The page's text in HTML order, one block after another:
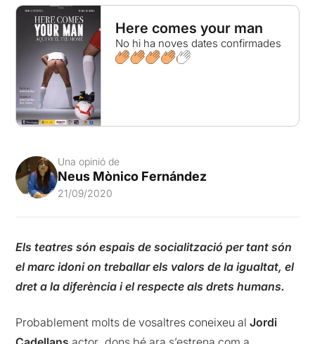
Here comes your man
No hi ha noves dates confirmades
Una opinió de
Neus Mònico Fernández
21/09/2020
Els teatres són espais de socialització per tant són
el marc idoni on treballar els valors de la igualtat, el
dret a la diferència i el respecte als drets humans.
Probablement molts de vosaltres coneixeu alJordi